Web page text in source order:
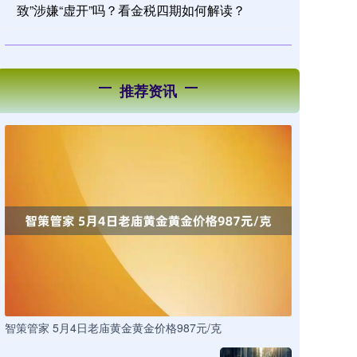
致”涉嫌“虚开”吗？看金税四期如何解读？
推荐资讯
智策管家 5月4日老庙黄金黄金价格987元/克